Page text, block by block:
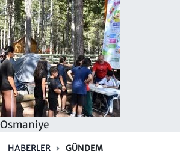
Osmaniye
HABERLER GÜNDEM
Osmaniye Trafik Yoğunluk
Süper Lig Puan Durumu ve
Tüm Manşetler
Son Dakika Haberleri